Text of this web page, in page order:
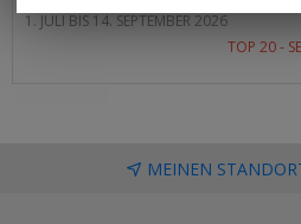
1. JULI BIS 14. SEPTEMBER 2026
TOP 20 -
MEINEN